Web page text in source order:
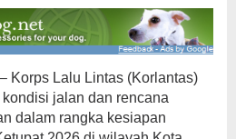
– Korps Lalu Lintas (Korlantas)
jalan dan rencana
dalam rangka kesiapan